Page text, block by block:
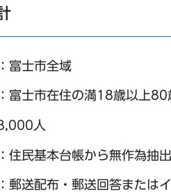
富士市全域
富士市在住の満18歳以上80
人
住民基本台帳から無作為抽出
郵送配布・郵送回答または